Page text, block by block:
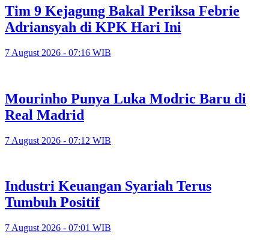
Tim 9 Kejagung Bakal Periksa Febrie
Adriansyah di KPK Hari Ini
7 August 2026 - 07:16 WIB
Mourinho Punya Luka Modric Baru di
Real Madrid
7 August 2026 - 07:12 WIB
Industri Keuangan Syariah Terus
Tumbuh Positif
7 August 2026 - 07:01 WIB